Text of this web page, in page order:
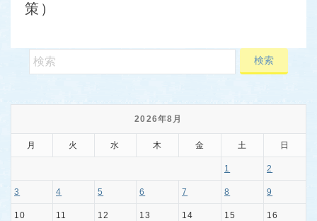
策）
2026年8月
月 火 水 木 金 土 日
1 2
3 4 5 6 7 8 9
10 11 12 13 14 15 16